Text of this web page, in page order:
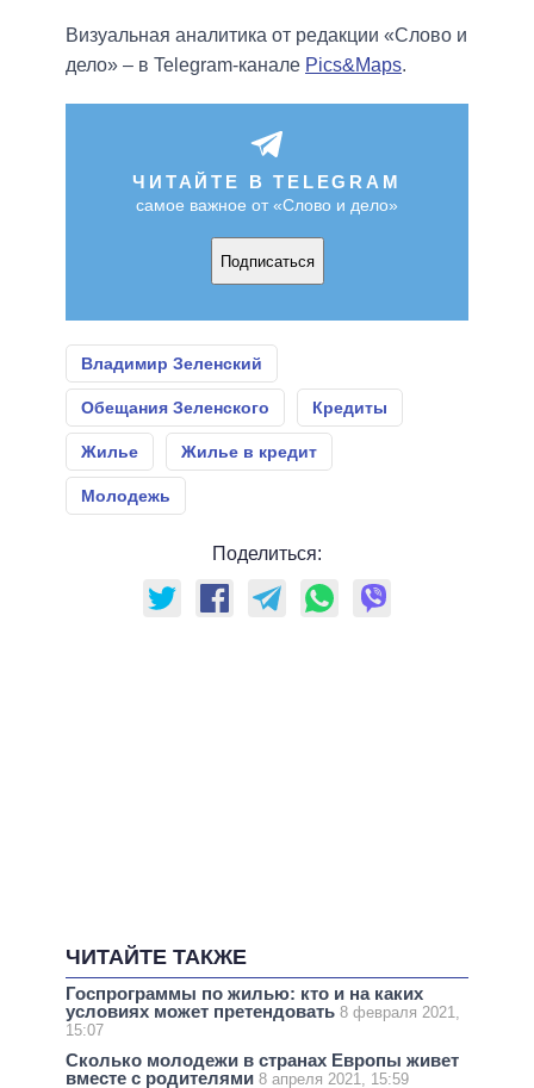
Визуальная аналитика от редакции «Слово и
дело» – в Telegram-канале Pics&Maps.
ЧИТАЙТЕ В TELEGRAM
самое важное от «Слово и дело»
Подписаться
Владимир Зеленский
Обещания Зеленского Кредиты
Жилье Жилье в кредит
Молодежь
Поделиться:
ЧИТАЙТЕ ТАКЖЕ
Госпрограммы по жилью: кто и на каких
условиях может претендовать 8 февраля 2021,
15:07
Сколько молодежи в странах Европы живет
вместе с родителями 8 апреля 2021, 15:59